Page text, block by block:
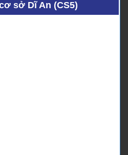
sở Dĩ An (CS5)